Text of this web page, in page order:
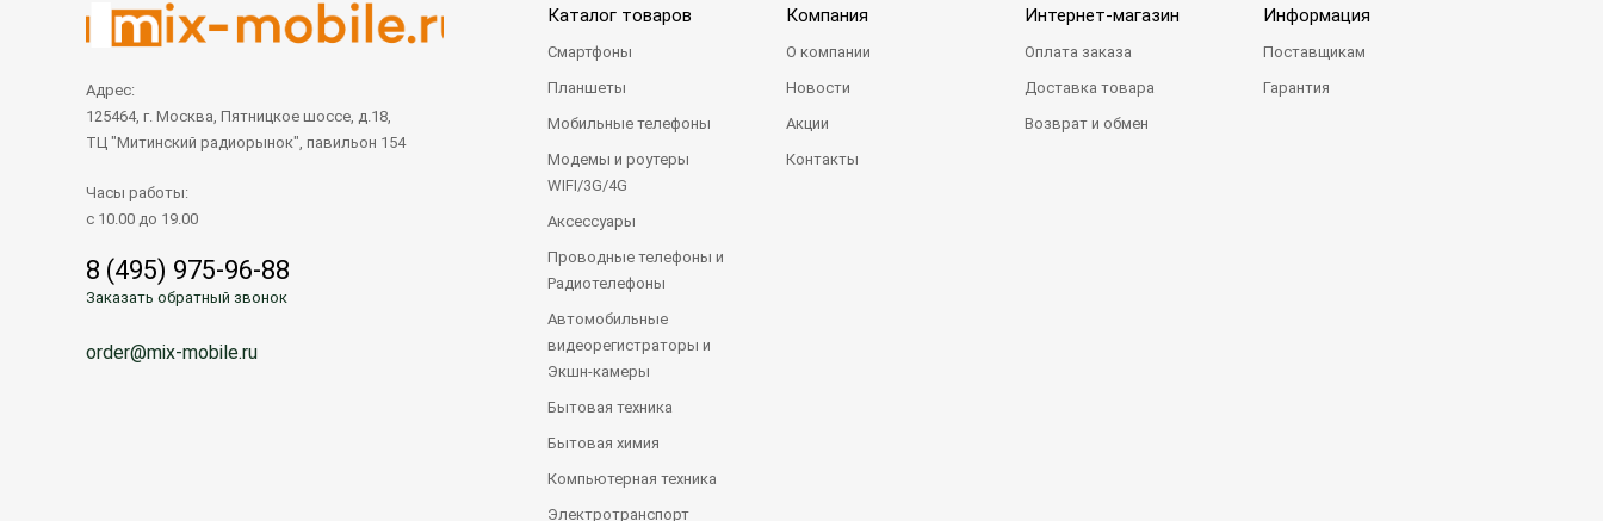
Адрес:
125464, г. Москва, Пятницкое шоссе, д.18,
ТЦ "Митинский радиорынок", павильон 154
Часы работы:
с 10.00 до 19.00
8 (495) 975-96-88
Заказать обратный звонок
order@mix-mobile.ru
Каталог товаров
Смартфоны
Планшеты
Мобильные телефоны
Модемы и роутеры
WIFI/3G/4G
Аксессуары
Проводные телефоны и
Радиотелефоны
Автомобильные
видеорегистраторы и
Экшн-камеры
Бытовая техника
Бытовая химия
Компьютерная техника
Электротранспорт
Компания
О компании
Новости
Акции
Контакты
Интернет-магазин
Оплата заказа
Доставка товара
Возврат и обмен
Информация
Поставщикам
Гарантия